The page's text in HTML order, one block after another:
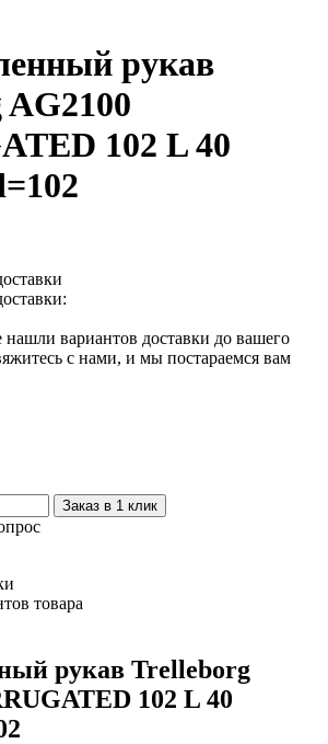
рукав
102 L 40
вариантов доставки до вашего
с нами, и мы постараемся вам
Заказ в 1 клик
товара
рукав Trelleborg
102 L 40